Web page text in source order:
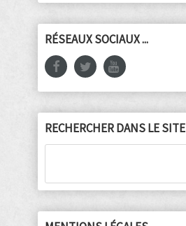
RÉSEAUX SOCIAUX ...
RECHERCHER DANS LE SITE